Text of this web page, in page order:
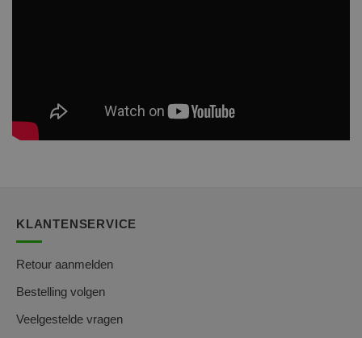
KLANTENSERVICE
Retour aanmelden
Bestelling volgen
Veelgestelde vragen